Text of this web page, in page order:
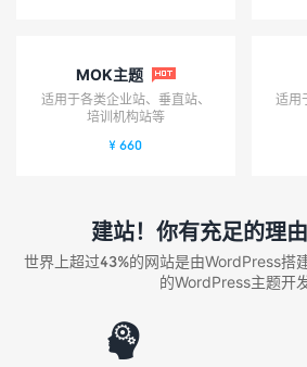
MOK主题 
适用于各类企业站、垂直站、
培训机构站等
¥ 660
适用
建站！你有充足的理
世界上超过43%的网站是由WordPress搭
的WordPress主题开
